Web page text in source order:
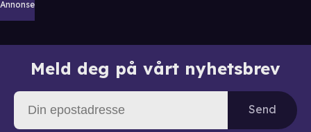
Annonse
Meld deg på vårt nyhetsbrev
Send